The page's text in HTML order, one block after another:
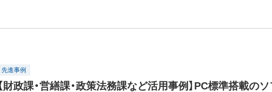
先進事例
【財政課・営繕課・政策法務課など活用事例】PC標準搭載のソ